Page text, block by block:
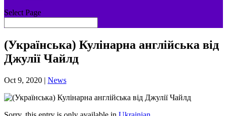
Select Page
(Українська) Кулінарна англійська від
Джулії Чайлд
Oct 9, 2020 | News